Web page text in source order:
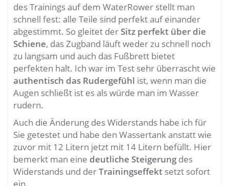
des Trainings auf dem WaterRower stellt man
schnell fest: alle Teile sind perfekt auf einander
abgestimmt. So gleitet derSitz perfekt über die
Schiene, das Zugband läuft weder zu schnell noch
zu langsam und auch das Fußbrett bietet
perfekten halt. Ich war im Test sehr überrascht wie
authentisch das Rudergefühl ist, wenn man die
Augen schließt ist es als würde man im Wasser
rudern.
Auch die Änderung des Widerstands habe ich für
Sie getestet und habe den Wassertank anstatt wie
zuvor mit 12 Litern jetzt mit 14 Litern befüllt. Hier
bemerkt man eine deutliche Steigerung des
Widerstands und derTrainingseffekt setzt sofort
ein.